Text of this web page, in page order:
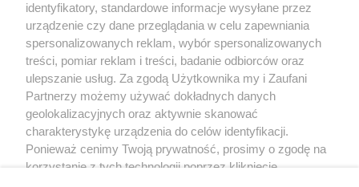
identyfikatory, standardowe informacje wysyłane przez
urządzenie czy dane przeglądania w celu zapewniania
spersonalizowanych reklam, wybór spersonalizowanych
treści, pomiar reklam i treści, badanie odbiorców oraz
ulepszanie usług. Za zgodą Użytkownika my i Zaufani
Partnerzy możemy używać dokładnych danych
geolokalizacyjnych oraz aktywnie skanować
charakterystykę urządzenia do celów identyfikacji.
Ponieważ cenimy Twoją prywatność, prosimy o zgodę na
korzystanie z tych technologii poprzez kliknięcie